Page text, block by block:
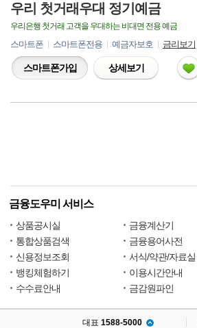
우리 첫거래우대 정기예금
우리은행 첫거래 고객을 우대하는 비대면 전용 예금
스마트폰 스마트폰전용 예금자보호 금리보기
스마트폰가입 상세보기
금융도우미 서비스
상품공시실
금융계산기
통합상품검색
금융용어사전
신용정보조회
서식/약관/자료실
뱅킹체험하기
이용시간안내
수수료안내
금감원파인
대표 1588-5000